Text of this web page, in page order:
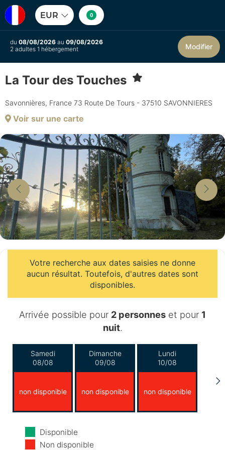
EUR 0
du 08/08/2026 au 09/08/2026
2 adultes 1 hébergement
Modifier
La Tour des Touches
Savonnières, France 73 Route De Tours - 37510 SAVONNIERES
Voir sur une carte
Votre recherche aux dates saisies ne donne
aucun résultat. Toutefois, d'autres dates sont
disponibles.
Arrivée possible pour 2 personnes et pour 1
nuit.
Samedi
08/08
non disponible
Dimanche
09/08
non disponible
Lundi
10/08
non disponible
Mardi
11/08
Disponible
Non disponible